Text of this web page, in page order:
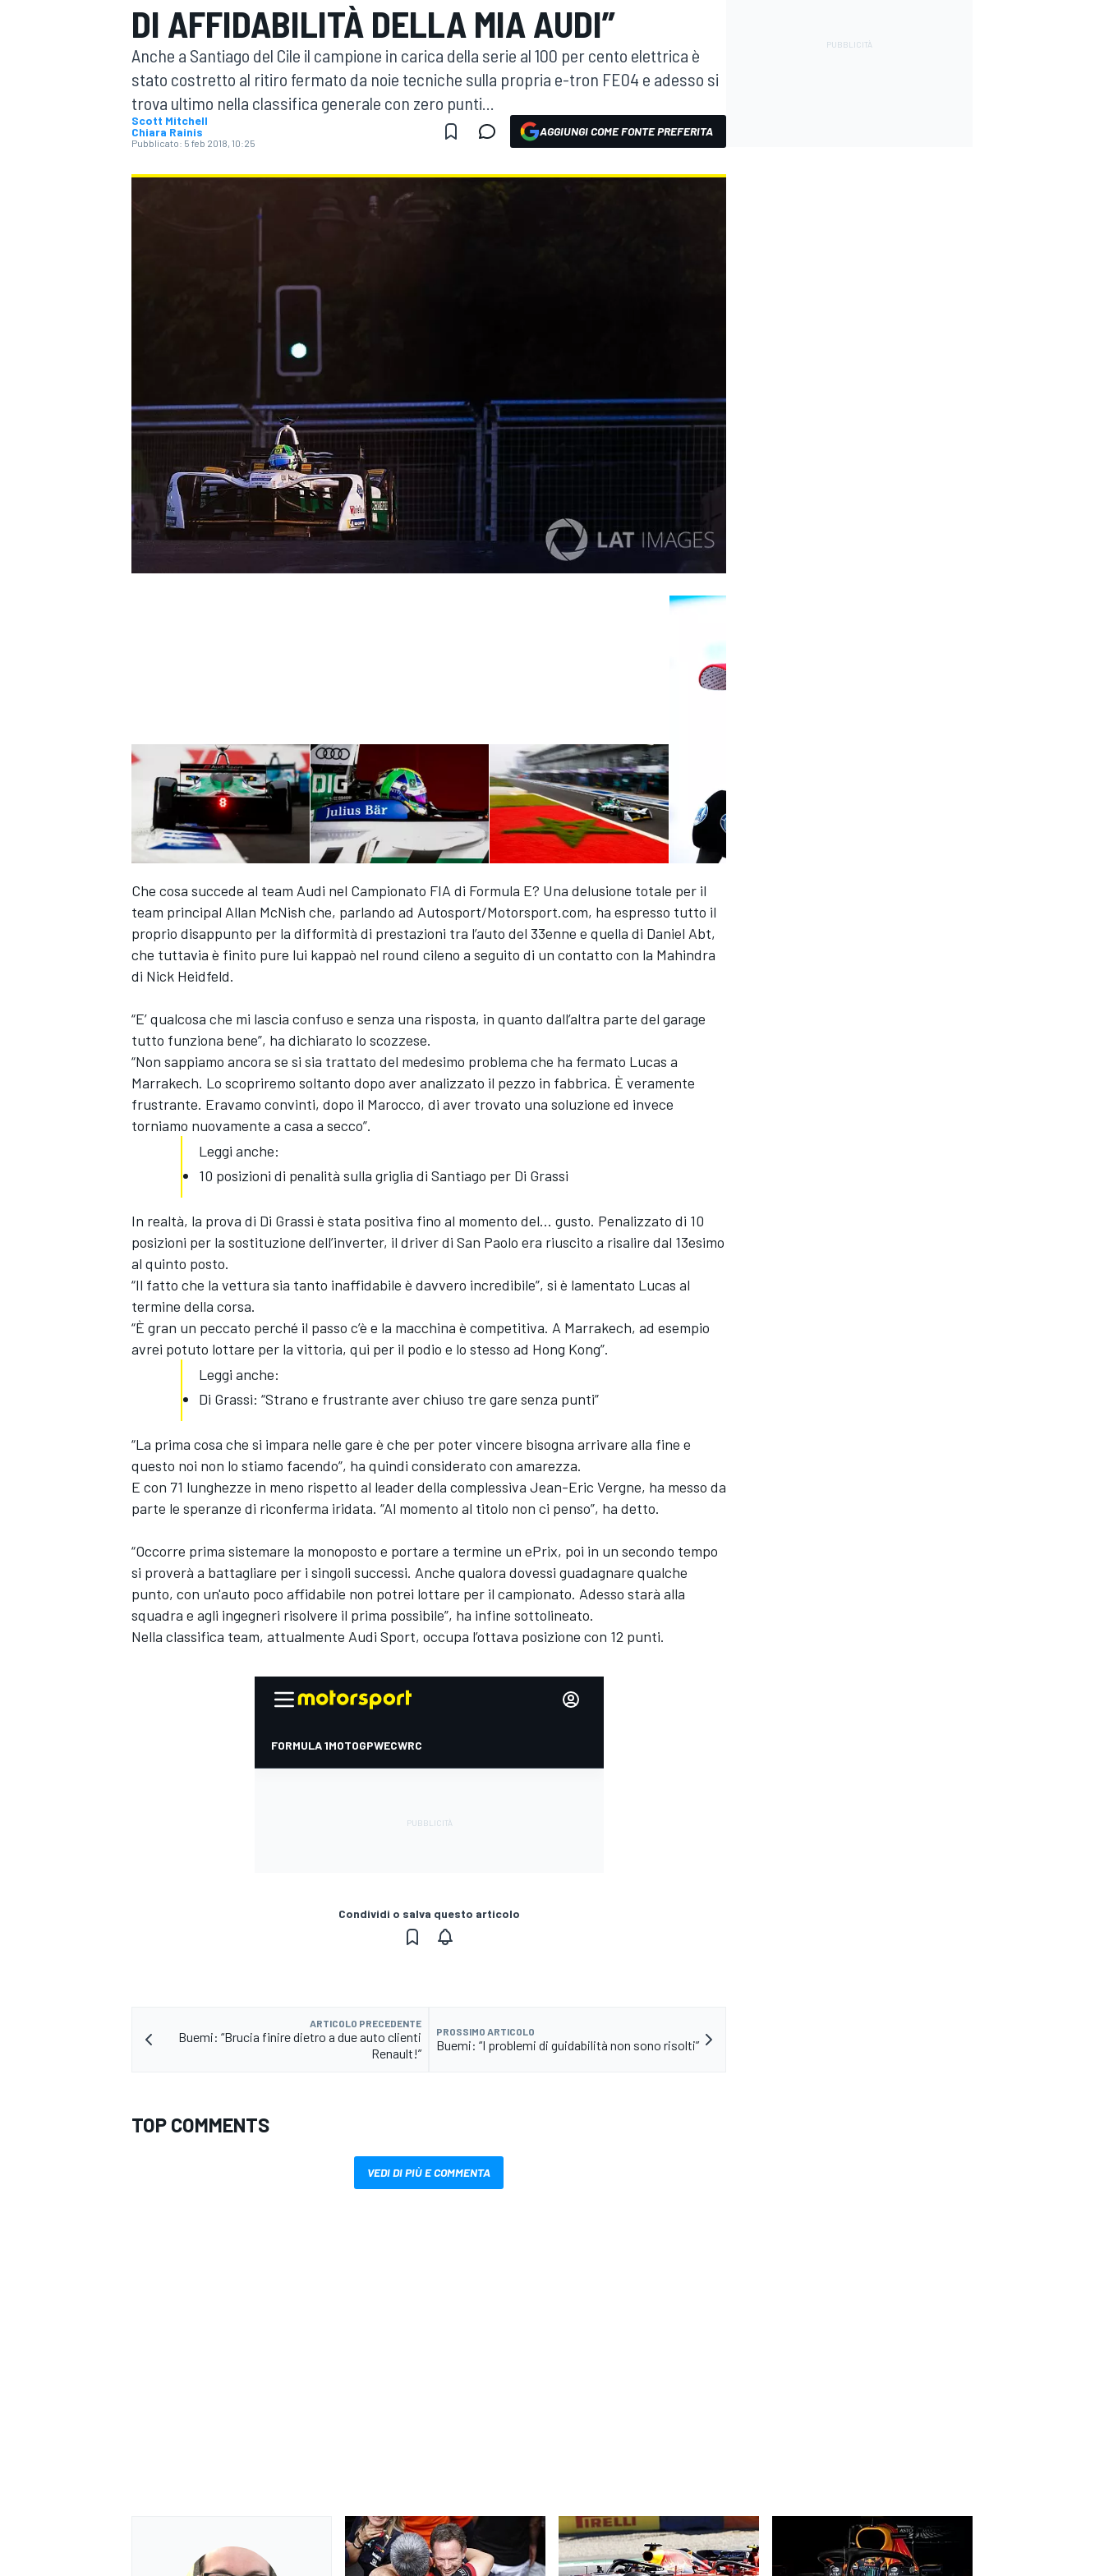
MOTOGP WEC
ENDURANCE/GT
DI AFFIDABILITÀ DELLA MIA AUDI”
Anche a Santiago del Cile il campione in carica della serie al 100 per cento elettrica è
stato costretto al ritiro fermato da noie tecniche sulla propria e-tron FE04 e adesso si
trova ultimo nella classifica generale con zero punti...
Scott Mitchell
Chiara Rainis
Pubblicato: 5 feb 2018, 10:25
AGGIUNGI COME FONTE PREFERITA
Che cosa succede al team Audi nel Campionato FIA di Formula E? Una delusione totale per il
team principal Allan McNish che, parlando ad Autosport/Motorsport.com, ha espresso tutto il
proprio disappunto per la difformità di prestazioni tra l’auto del 33enne e quella di Daniel Abt,
che tuttavia è finito pure lui kappaò nel round cileno a seguito di un contatto con la Mahindra
di Nick Heidfeld.
“E’ qualcosa che mi lascia confuso e senza una risposta, in quanto dall’altra parte del garage
tutto funziona bene”, ha dichiarato lo scozzese.
“Non sappiamo ancora se si sia trattato del medesimo problema che ha fermato Lucas a
Marrakech. Lo scopriremo soltanto dopo aver analizzato il pezzo in fabbrica. È veramente
frustrante. Eravamo convinti, dopo il Marocco, di aver trovato una soluzione ed invece
torniamo nuovamente a casa a secco”.
Leggi anche:
10 posizioni di penalità sulla griglia di Santiago per Di Grassi
In realtà, la prova di Di Grassi è stata positiva fino al momento del... gusto. Penalizzato di 10
posizioni per la sostituzione dell’inverter, il driver di San Paolo era riuscito a risalire dal 13esimo
al quinto posto.
“Il fatto che la vettura sia tanto inaffidabile è davvero incredibile”, si è lamentato Lucas al
termine della corsa.
“È gran un peccato perché il passo c’è e la macchina è competitiva. A Marrakech, ad esempio
avrei potuto lottare per la vittoria, qui per il podio e lo stesso ad Hong Kong”.
Leggi anche:
Di Grassi: “Strano e frustrante aver chiuso tre gare senza punti”
“La prima cosa che si impara nelle gare è che per poter vincere bisogna arrivare alla fine e
questo noi non lo stiamo facendo”, ha quindi considerato con amarezza.
E con 71 lunghezze in meno rispetto al leader della complessiva Jean-Eric Vergne, ha messo da
parte le speranze di riconferma iridata. “Al momento al titolo non ci penso”, ha detto.
“Occorre prima sistemare la monoposto e portare a termine un ePrix, poi in un secondo tempo
si proverà a battagliare per i singoli successi. Anche qualora dovessi guadagnare qualche
punto, con un'auto poco affidabile non potrei lottare per il campionato. Adesso starà alla
squadra e agli ingegneri risolvere il prima possibile”, ha infine sottolineato.
Nella classifica team, attualmente Audi Sport, occupa l’ottava posizione con 12 punti.
Condividi o salva questo articolo
ARTICOLO PRECEDENTE
Buemi: “Brucia finire dietro a due auto clienti
Renault!”
PROSSIMO ARTICOLO
Buemi: “I problemi di guidabilità non sono risolti”
TOP COMMENTS
VEDI DI PIÙ E COMMENTA